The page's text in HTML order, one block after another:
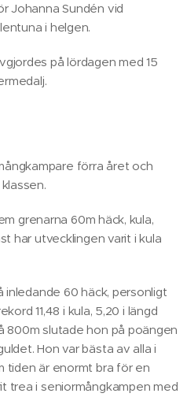
Johanna Sundén vid
i helgen.
på lördagen med 15
förra året och
grenarna 60m häck, kula,
har utvecklingen varit i kula
inledande 60 häck, personligt
11,48 i kula, 5,20 i längd
800m slutade hon på poängen
Hon var bästa av alla i
tiden är enormt bra för en
trea i seniormångkampen med